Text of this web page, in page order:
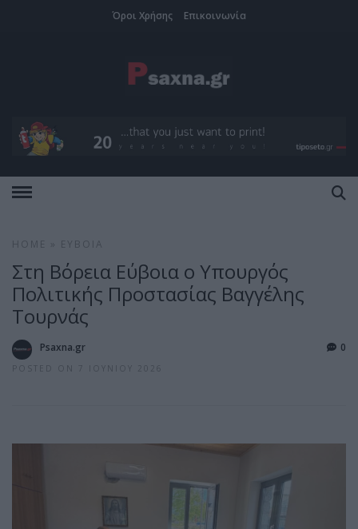
Όροι Χρήσης Επικοινωνία
HOME ΕΎΒΟΙΑ
Στη Βόρεια Εύβοια ο Υπουργός
Πολιτικής Προστασίας Βαγγέλης
Τουρνάς
Psaxna.gr
POSTED ON 7 ΙΟΥΝΊΟΥ 2026
0